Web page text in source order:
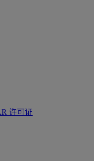
许可证